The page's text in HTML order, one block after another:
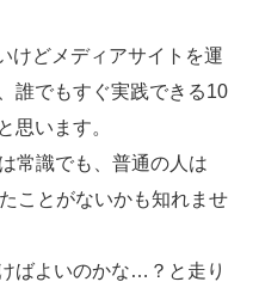
ECサイト制作
プライバシーポリシー
けどメディアサイトを運
誰でもすぐ実践できる10
思います。
常識でも、普通の人は
ことがないかも知れませ
ばよいのかな…？と走り